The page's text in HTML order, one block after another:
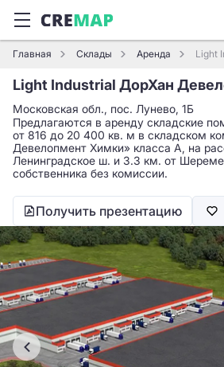
Главная Склады Аренда Light
Light Industrial ДорХан
Московская обл., пос. Лунево, 1Б
Предлагаются в аренду складские
от 816 до 20 400 кв. м в складском
Девелопмент Химки» класса A, на
Ленинградское ш. и 3.3 км. от
собственника без комиссии.
Получить презентацию